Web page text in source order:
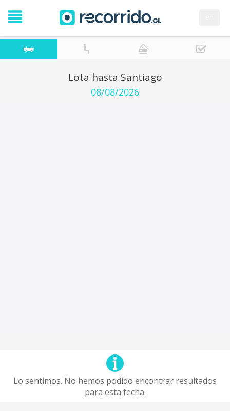
Lota hasta Santiago
08/08/2026
Lo sentimos. No hemos podido encontrar resultados
para esta fecha.